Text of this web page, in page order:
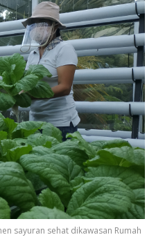
sayuran sehat dikawasan Rumah